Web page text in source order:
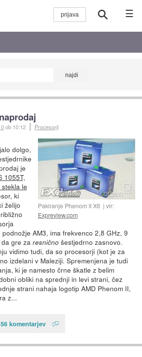
☰
ob 10:12 Procesorji
Pakiranje Phenom II X6
vir:
Expreview.com
dolgo,
je
1055T,
le
ki
želijo
AM3, ima frekvenco 2,8 GHz, 9
gre za resnično šestjedrno zasnovo.
vidimo tudi, da so procesorji (kot je za
izdelani v Maleziji. Spremenjena je tudi
ki je namesto črne škatle z belim
obliki na sprednji in levi strani, čez
strani nahaja logotip AMD Phenom II,
z...
56 komentarjev